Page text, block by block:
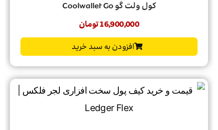
کول ولت گو Coolwallet Go
16,900,000تومان
افزودن به سبد خرید